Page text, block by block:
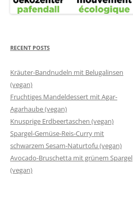
RECENT POSTS
Kräuter-Bandnudeln mit Belugalinsen
(vegan)
Fruchtiges Mandeldessert mit Agar-
Agarhaube (vegan)
Knusprige Erdbeertaschen (vegan)
Spargel-Gemüse-Reis-Curry mit
schwarzem Sesam-Naturtofu (vegan)
Avocado-Bruschetta mit grünem Spargel
(vegan)